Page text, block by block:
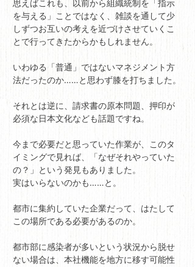
思えばこれも、以前から組織統制を「指示
を与える」ことではなく、雑談を通して少
しずつお互いの考えを近づけさせていくこ
とで行ってきたからかもしれません。
いわゆる「普通」ではないマネジメント方
法だったのか……と思わず膝を打ちました。
それとは逆に、請求書の原本問題、押印が
必須な日本文化なども話題ですね。
今まで必要だと思っていた作業が、このタ
イミングで見れば、「なぜそれやっていた
の？」という発見もありました。
実はいらないのかも……と。
都市に集約していた企業だって、はたして
この場所である必要があるのか。
都市部に感染者が多いという状況から脱せ
ない場合は、本社機能を地方に移す可能性